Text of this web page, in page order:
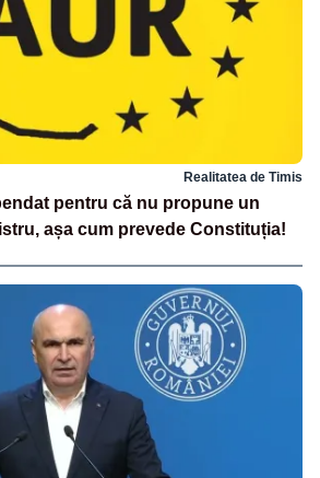
Realitatea de Timis
pentru că nu propune un
așa cum prevede Constituția!